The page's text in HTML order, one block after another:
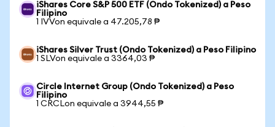
iShares Core S&P 500 ETF (Ondo Tokenized) a Peso
Filipino
1 IVVon equivale a 47.205,78 ₱
iShares Silver Trust (Ondo Tokenized) a Peso Filipino
1 SLVon equivale a 3364,03 ₱
Circle Internet Group (Ondo Tokenized) a Peso
Filipino
1 CRCLon equivale a 3944,55 ₱